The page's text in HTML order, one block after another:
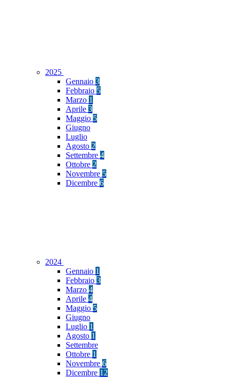
2025
Gennaio 3
Febbraio 5
Marzo 1
Aprile 3
Maggio 5
Giugno
Luglio
Agosto 2
Settembre 4
Ottobre 2
Novembre 5
Dicembre 6
2024
Gennaio 1
Febbraio 3
Marzo 4
Aprile 4
Maggio 5
Giugno
Luglio 1
Agosto 1
Settembre
Ottobre 1
Novembre 6
Dicembre 12